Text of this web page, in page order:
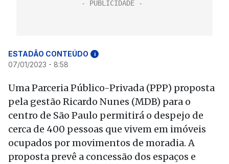
ESTADÃO CONTEÚDO i
07/01/2023 - 8:58
Uma Parceria Público-Privada (PPP) proposta
pela gestão Ricardo Nunes (MDB) para o
centro de São Paulo permitirá o despejo de
cerca de 400 pessoas que vivem em imóveis
ocupados por movimentos de moradia. A
proposta prevê a concessão dos espaços e